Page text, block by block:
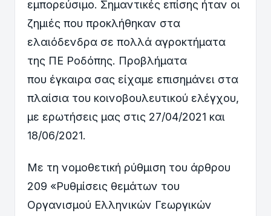
εμπορεύσιμο. Σημαντικές επίσης ήταν οι
ζημιές που προκλήθηκαν στα
ελαιόδενδρα σε πολλά αγροκτήματα
της ΠΕ Ροδόπης. Προβλήματα
που έγκαιρα σας είχαμε επισημάνει στα
πλαίσια του κοινοβουλευτικού ελέγχου,
με ερωτήσεις μας στις 27/04/2021 και
18/06/2021.
Με τη νομοθετική ρύθμιση του άρθρου
209 «Ρυθμίσεις θεμάτων του
Οργανισμού Ελληνικών Γεωργικών